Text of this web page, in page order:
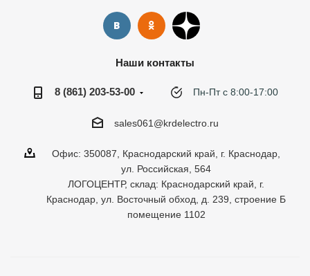
Наши контакты
8 (861) 203-53-00 Пн-Пт с 8:00-17:00
sales061@krdelectro.ru
Офис: 350087, Краснодарский край, г. Краснодар,
ул. Российская, 564
ЛОГОЦЕНТР, склад: Краснодарский край, г.
Краснодар, ул. Восточный обход, д. 239, строение Б
помещение 1102